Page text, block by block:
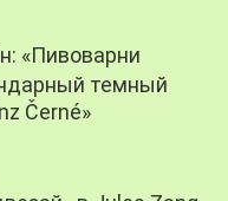
«Пивоварни
темный
Černé»